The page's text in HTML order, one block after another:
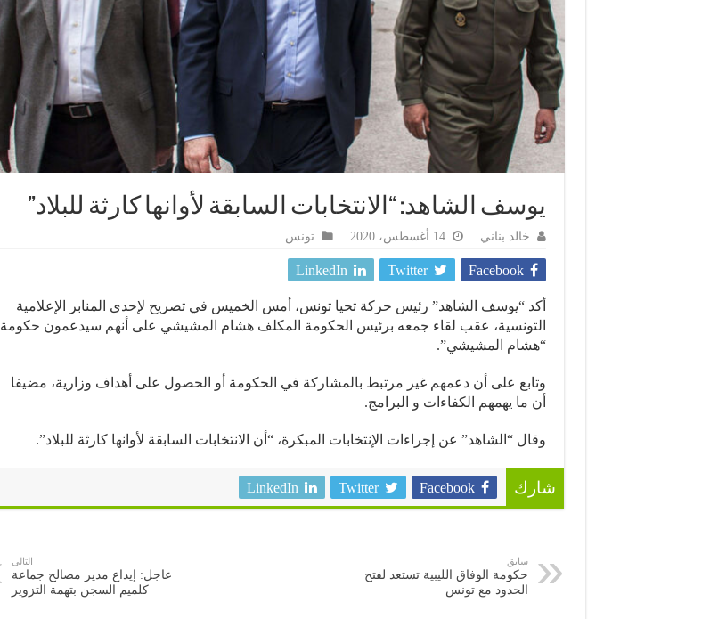
يوسف الشاهد: “الانتخابات السابقة لأوانها كارثة للبلاد”
خالد بناني 14 أغسطس، 2020 تونس
Facebook
Twitter
LinkedIn
أكد “يوسف الشاهد” رئيس حركة تحيا تونس، أمس الخميس في تصريح لإحدى المنابر الإعلامية
التونسية، عقب لقاء جمعه برئيس الحكومة المكلف هشام المشيشي على أنهم سيدعمون حكومة
“هشام المشيشي”.
وتابع على أن دعمهم غير مرتبط بالمشاركة في الحكومة أو الحصول على أهداف وزارية، مضيفا
أن ما يهمهم الكفاءات و البرامج.
وقال “الشاهد” عن إجراءات الإنتخابات المبكرة، “أن الانتخابات السابقة لأوانها كارثة للبلاد”.
شارك Facebook
Twitter
LinkedIn
سابق
حكومة الوفاق الليبية تستعد لفتح
الحدود مع تونس
التالى
عاجل: إيداع مدير مصالح جماعة
كلميم السجن بتهمة التزوير